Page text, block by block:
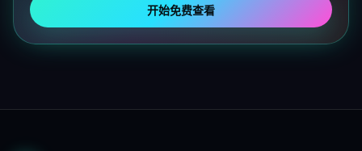
开始免费查看